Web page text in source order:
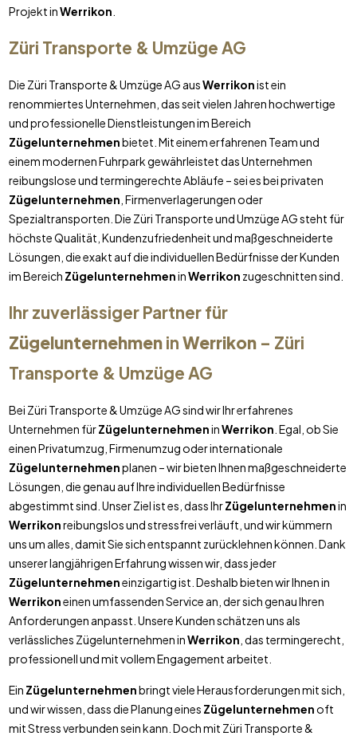
Projekt inWerrikon
Züri Transporte & Umzüge AG
Die Züri Transporte & Umzüge AG ausWerrikonist ein
renommiertes Unternehmen, das seit vielen Jahren hochwertige
und professionelle Dienstleistungen im Bereich
Zügelunternehmenbietet. Mit einem erfahrenen Team und
einem modernen Fuhrpark gewährleistet das Unternehmen
reibungslose und termingerechte Abläufe – sei es bei privaten
Zügelunternehmen , Firmenverlagerungen oder
Spezialtransporten. Die Züri Transporte und Umzüge AG steht für
höchste Qualität, Kundenzufriedenheit und maßgeschneiderte
Lösungen, die exakt auf die individuellen Bedürfnisse der Kunden
im Bereich ZügelunternehmeninWerrikon zugeschnitten sind.
Ihr zuverlässiger Partner für
ZügelunternehmeninWerrikon– Züri
Transporte & Umzüge AG
Bei Züri Transporte & Umzüge AG sind wir Ihr erfahrenes
Unternehmen fürZügelunternehmeninWerrikon . Egal, ob Sie
einen Privatumzug, Firmenumzug oder internationale
Zügelunternehmenplanen – wir bieten Ihnen maßgeschneiderte
Lösungen, die genau auf Ihre individuellen Bedürfnisse
abgestimmt sind. Unser Ziel ist es, dass IhrZügelunternehmenin
Werrikonreibungslos und stressfrei verläuft, und wir kümmern
uns um alles, damit Sie sich entspannt zurücklehnen können. Dank
unserer langjährigen Erfahrung wissen wir, dass jeder
Zügelunternehmeneinzigartig ist. Deshalb bieten wir Ihnen in
Werrikoneinen umfassenden Service an, der sich genau Ihren
Anforderungen anpasst. Unsere Kunden schätzen uns als
verlässliches Zügelunternehmen inWerrikon , das termingerecht,
professionell und mit vollem Engagement arbeitet.
Ein Zügelunternehmenbringt viele Herausforderungen mit sich,
und wir wissen, dass die Planung eines Zügelunternehmenoft
mit Stress verbunden sein kann. Doch mit Züri Transporte &